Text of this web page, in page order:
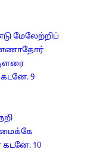
மேலேற்றிப்
9
10